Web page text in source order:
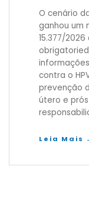
O cenário
ganhou um
15.377/
contra o
prevenção
útero e
Leia Mais